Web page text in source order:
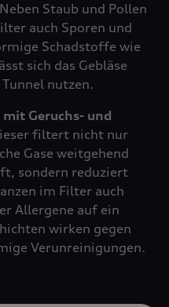
Neben Staub und Pollen
auch Sporen und
Schadstoffe wie
sich das Gebläse
nutzen.
Geruchs- und
filtert nicht nur
Gase weitgehend
sondern reduziert
im Filter auch
Allergene auf ein
wirken gegen
Verunreinigungen.